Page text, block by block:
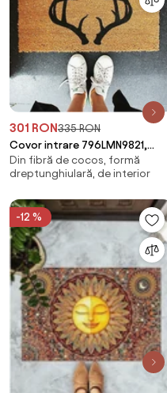
301 RON335 RON
Covor intrare 796LMN9821,
40x70 cm, forma
dreptunghiulara, fibra de co
Din fibră de cocos, formă
dreptunghiulară, de interior
-12 %